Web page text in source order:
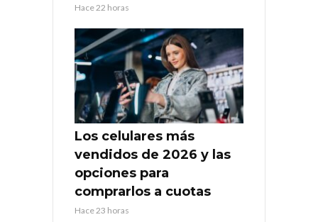
Hace 22 horas
Los celulares más
vendidos de 2026 y las
opciones para
comprarlos a cuotas
Hace 23 horas